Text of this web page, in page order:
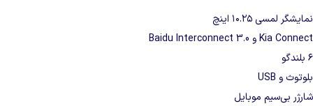
نمایشگر لمسی ۱۰.۲۵ اینچ
Kia Connect و Baidu Interconnect 3.0
۶ بلندگو
بلوتوث و USB
شارژر بی‌سیم موبایل